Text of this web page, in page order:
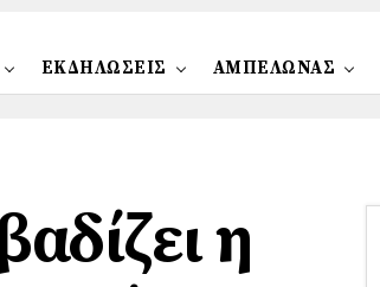
ΕΚΔΗΛΩΣΕΙΣ ΑΜΠΕΛΩΝΑΣ
η